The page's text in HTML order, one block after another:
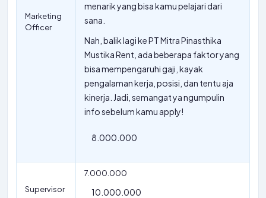
Marketing
Officer
menarik yang bisa kamu pelajari dari
sana.
Nah, balik lagi ke PT Mitra Pinasthika
Mustika Rent, ada beberapa faktor yang
bisa mempengaruhi gaji, kayak
pengalaman kerja, posisi, dan tentu aja
kinerja. Jadi, semangat ya ngumpulin
info sebelum kamu apply!
8.000.000
Supervisor
7.000.000
10.000.000